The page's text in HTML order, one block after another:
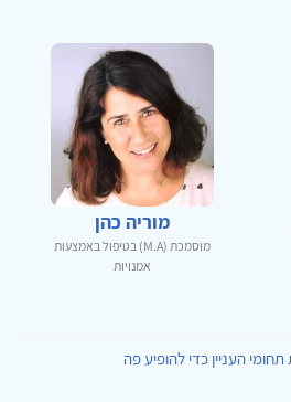
מוריה כהן
מוסמכת (M.A) בטיפול באמצעות
אמנויות
העניין כדי להופיע פה